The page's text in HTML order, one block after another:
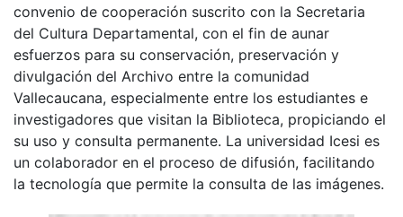
convenio de cooperación suscrito con la Secretaria
del Cultura Departamental, con el fin de aunar
esfuerzos para su conservación, preservación y
divulgación del Archivo entre la comunidad
Vallecaucana, especialmente entre los estudiantes e
investigadores que visitan la Biblioteca, propiciando el
su uso y consulta permanente. La universidad Icesi es
un colaborador en el proceso de difusión, facilitando
la tecnología que permite la consulta de las imágenes.